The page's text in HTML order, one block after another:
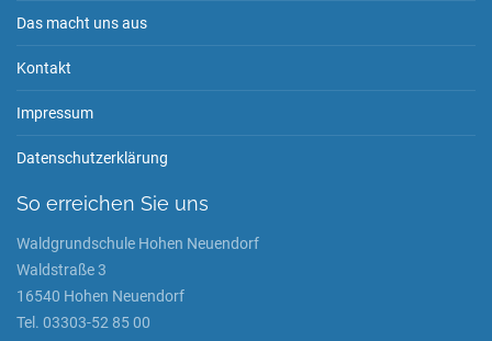
Das macht uns aus
Kontakt
Impressum
Datenschutzerklärung
So erreichen Sie uns
Waldgrundschule Hohen Neuendorf
Waldstraße 3
16540 Hohen Neuendorf
Tel. 03303-52 85 00